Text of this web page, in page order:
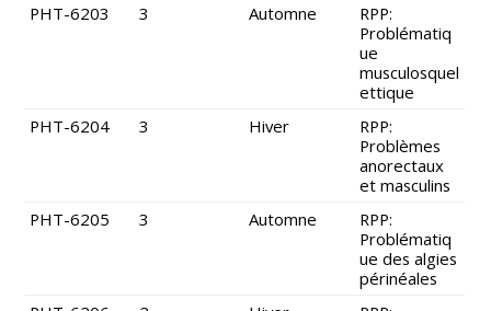
PHT-6203
3 Automne
RPP:
Problématiq
ue
musculosquel
ettique
PHT-6204
3 Hiver
RPP:
Problèmes
anorectaux
et masculins
PHT-6205
3 Automne
RPP:
Problématiq
ue des algies
périnéales